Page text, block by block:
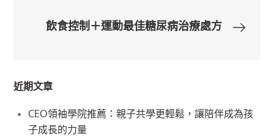
覽
飲食控制＋運動最佳糖尿病治療處方
近期文章
CEO領袖學院推薦：親子共學更輕鬆，讓陪伴成為孩
子成長的力量